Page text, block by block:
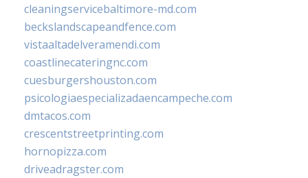
cleaningservicebaltimore-md.com
beckslandscapeandfence.com
vistaaltadelveramendi.com
coastlinecateringnc.com
cuesburgershouston.com
psicologiaespecializadaencampeche.com
dmtacos.com
crescentstreetprinting.com
hornopizza.com
driveadragster.com